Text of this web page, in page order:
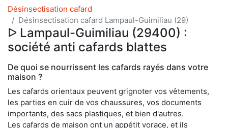
Désinsectisation cafard
Désinsectisation cafard Lampaul-Guimiliau (29)
ᐅ Lampaul-Guimiliau (29400) :
société anti cafards blattes
De quoi se nourrissent les cafards rayés dans votre
maison ?
Les cafards orientaux peuvent grignoter vos vêtements,
les parties en cuir de vos chaussures, vos documents
importants, des sacs plastiques, et bien d'autres.
Les cafards de maison ont un appétit vorace, et ils